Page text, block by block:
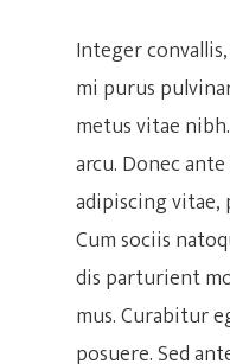
Integer
mi purus
metus vitae
arcu. Donec
adipiscing vitae,
Cum sociis
dis parturient
mus. Curabitur
posuere. Sed